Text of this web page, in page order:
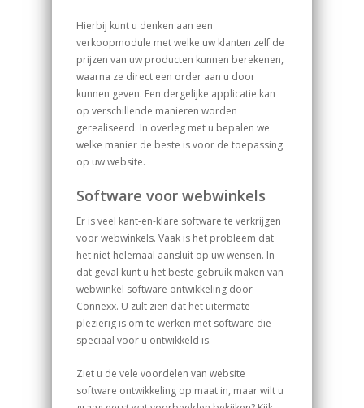
Hierbij kunt u denken aan een
verkoopmodule met welke uw klanten zelf de
prijzen van uw producten kunnen berekenen,
waarna ze direct een order aan u door
kunnen geven. Een dergelijke applicatie kan
op verschillende manieren worden
gerealiseerd. In overleg met u bepalen we
welke manier de beste is voor de toepassing
op uw website.
Software voor webwinkels
Er is veel kant-en-klare software te verkrijgen
voor webwinkels. Vaak is het probleem dat
het niet helemaal aansluit op uw wensen. In
dat geval kunt u het beste gebruik maken van
webwinkel software ontwikkeling door
Connexx. U zult zien dat het uitermate
plezierig is om te werken met software die
speciaal voor u ontwikkeld is.
Ziet u de vele voordelen van website
software ontwikkeling op maat in, maar wilt u